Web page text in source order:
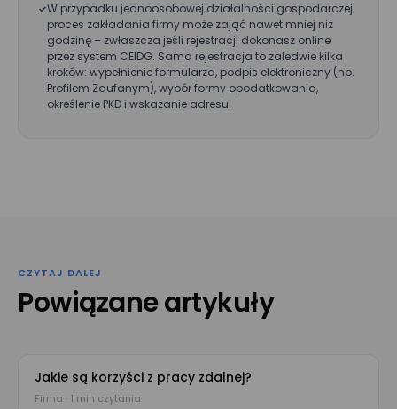
W przypadku jednoosobowej działalności gospodarczej
proces zakładania firmy może zająć nawet mniej niż
godzinę – zwłaszcza jeśli rejestracji dokonasz online
przez system CEIDG. Sama rejestracja to zaledwie kilka
kroków: wypełnienie formularza, podpis elektroniczny (np.
Profilem Zaufanym), wybór formy opodatkowania,
określenie PKD i wskazanie adresu.
CZYTAJ DALEJ
Powiązane artykuły
Jakie są korzyści z pracy zdalnej?
Firma · 1 min czytania
Nazwa firmy*
Wielkość zespołu*